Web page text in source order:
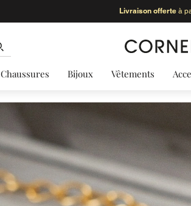
Organisation de l'été - les fermetures ::du 08/08 au
Chaussures Bijoux Vêtements